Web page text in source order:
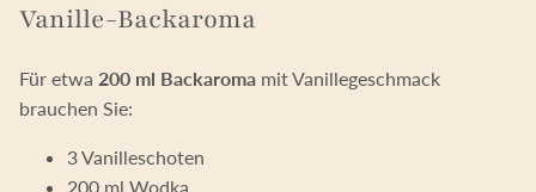
Vanille-Backaroma
Für etwa 200 ml Backaroma mit Vanillegeschmack
brauchen Sie:
3 Vanilleschoten
200 ml Wodka